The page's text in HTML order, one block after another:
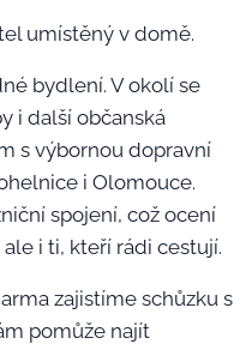
umístěný v domě.
bydlení. V okolí se
i další občanská
s výbornou dopravní
i Olomouce.
spojení, což ocení
i ti, kteří rádi cestují.
zajistíme schůzku s
pomůže najít